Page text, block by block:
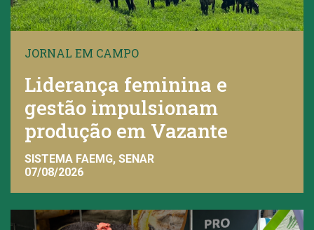
JORNAL EM CAMPO
Liderança feminina e
gestão impulsionam
produção em Vazante
SISTEMA FAEMG, SENAR
07/08/2026